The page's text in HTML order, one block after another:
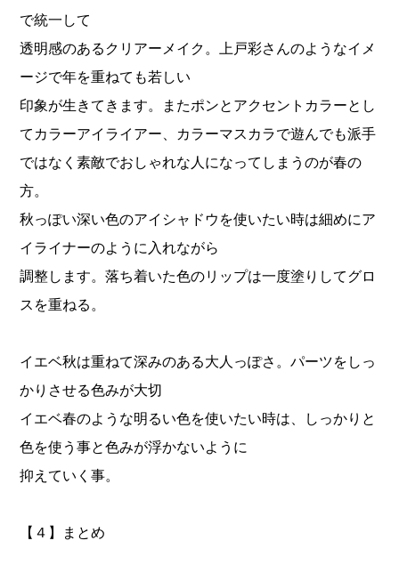
で統一して
透明感のあるクリアーメイク。上戸彩さんのようなイメ
ージで年を重ねても若しい
印象が生きてきます。またポンとアクセントカラーとし
てカラーアイライアー、カラーマスカラで遊んでも派手
ではなく素敵でおしゃれな人になってしまうのが春の
方。
秋っぽい深い色のアイシャドウを使いたい時は細めにア
イライナーのように入れながら
調整します。落ち着いた色のリップは一度塗りしてグロ
スを重ねる。
イエベ秋は重ねて深みのある大人っぽさ。パーツをしっ
かりさせる色みが大切
イエベ春のような明るい色を使いたい時は、しっかりと
色を使う事と色みが浮かないように
抑えていく事。
【４】まとめ